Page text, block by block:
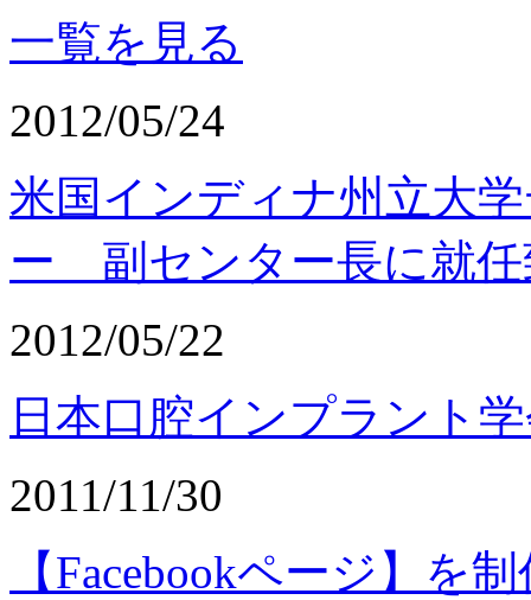
一覧を見る
2012/05/24
米国インディナ州立大
ー 副センター長に就任
2012/05/22
日本口腔インプラント
2011/11/30
【Facebookページ】を